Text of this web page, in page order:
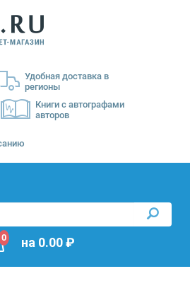
Удобная доставка в
регионы
Книги с автографами
авторов
0 на 0.00₽